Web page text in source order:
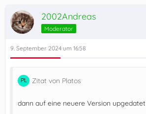
2002Andreas
Moderator
9. September 2024 um 16:58
Zitat von Platos
dann auf eine neuere Version upgedatet